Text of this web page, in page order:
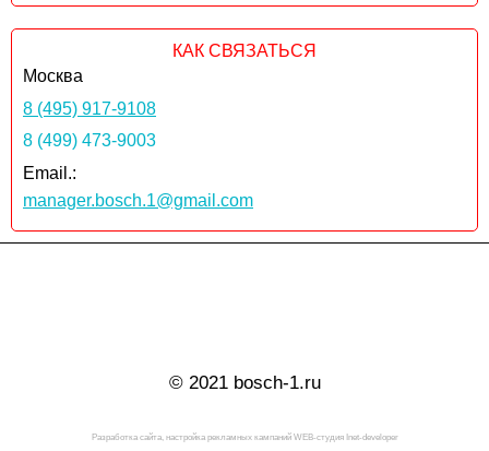
КАК СВЯЗАТЬСЯ
Москва
8 (495) 917-9108
8 (499) 473-9003
Email.:
manager.bosch.1@gmail.com
© 2021 bosch-1.ru
Разработка сайта, настройка рекламных кампаний WEB-студия Inet-developer